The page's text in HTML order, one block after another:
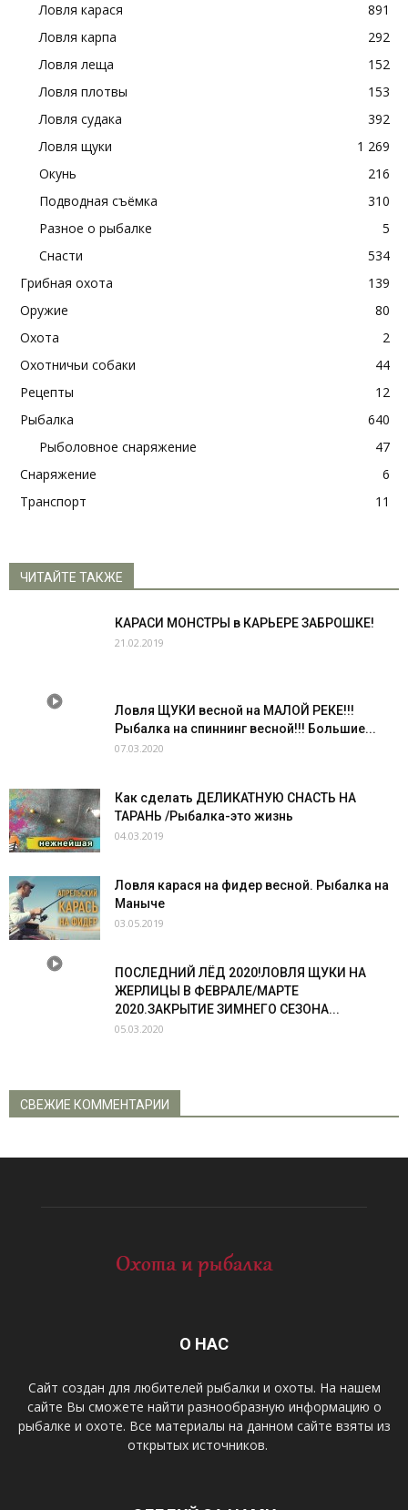
Ловля карася
891
Ловля карпа
292
Ловля леща
152
Ловля плотвы
153
Ловля судака
392
Ловля щуки
1 269
Окунь
216
Подводная съёмка
310
Разное о рыбалке
5
Снасти
534
Грибная охота
139
Оружие
80
Охота
2
Охотничьи собаки
44
Рецепты
12
Рыбалка
640
Рыболовное снаряжение
47
Снаряжение
6
Транспорт
11
ЧИТАЙТЕ ТАКЖЕ
КАРАСИ МОНСТРЫ в КАРЬЕРЕ ЗАБРОШКЕ!
21.02.2019
Ловля ЩУКИ весной на МАЛОЙ РЕКЕ!!!
Рыбалка на спиннинг весной!!! Большие...
07.03.2020
Как сделать ДЕЛИКАТНУЮ СНАСТЬ НА
ТАРАНЬ /Рыбалка-это жизнь
04.03.2019
Ловля карася на фидер весной. Рыбалка на
Маныче
03.05.2019
ПОСЛЕДНИЙ ЛЁД 2020!ЛОВЛЯ ЩУКИ НА
ЖЕРЛИЦЫ В ФЕВРАЛЕ/МАРТЕ
2020.ЗАКРЫТИЕ ЗИМНЕГО СЕЗОНА...
05.03.2020
СВЕЖИЕ КОММЕНТАРИИ
О НАС
Сайт создан для любителей рыбалки и охоты. На нашем
сайте Вы сможете найти разнообразную информацию о
рыбалке и охоте. Все материалы на данном сайте взяты из
открытых источников.